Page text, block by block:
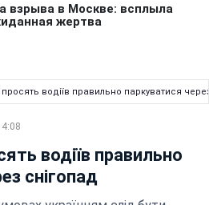
просять водіїв правильно паркуватися
водіїв правильно
снігопад